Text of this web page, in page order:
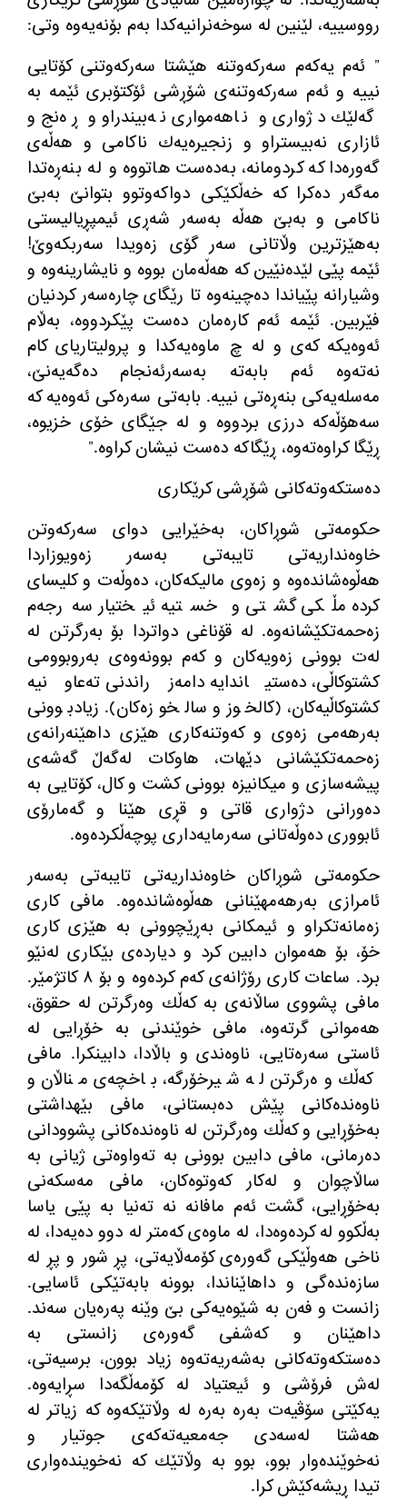
رووسییە، لێنین لە سوخەنرانیەكدا بەم بۆنەیەوە وتی:
” ئەم یەكەم سەركەوتنە هێشتا سەركەوتنی كۆتایی
نییە و ئەم سەركەوتنەی شۆڕشی ئۆكتۆبری ئێمە بە
گەلێك دژواری و ناهەمواری نەبیندراو و ڕەنج و
ئازاری نەبیستراو و زنجیرەیەك ناكامی و هەڵەی
گەورەدا كە كردومانە، بەدەست هاتووە و لە بنەڕەتدا
مەگەر دەكرا كە خەڵكێكی دواكەوتوو بتوانێ بەبێ
ناكامی و بەبێ هەڵە بەسەر شەڕی ئیمپڕیالیستی
بەهێزترین وڵاتانی سەر گۆی زەویدا سەربكەوێ!
ئێمە پێی لێدەنێین كە هەڵەمان بووە و نایشارینەوە و
وشیارانە پێیاندا دەچینەوە تا رێگای چارەسەر كردنیان
فێربین. ئێمە ئەم كارەمان دەست پێكردووە، بەڵام
ئەوەیكە كەی و لە چ ماوەیەكدا و پرولیتاریای كام
نەتەوە ئەم بابەتە بەسەرئەنجام دەگەیەنێ،
مەسلەیەكی بنەڕەتی نییە. بابەتی سەرەكی ئەوەیە كە
سەهۆڵەكە درزی بردووە و لە جێگای خۆی خزیوە،
ڕێگا كراوەتەوە، ڕێگاكە دەست نیشان كراوە.”
دەستكەوتەكانی شۆڕشی كرێكاری
حكومەتی شوڕاكان، بەخێرایی دوای سەركەوتن
خاوەنداریەتی تایبەتی بەسەر زەویوزاردا
هەڵوەشاندەوە و زەوی مالیكەكان، دەوڵەت و كلیسای
كردە مڵكی گشتی و خستیە ئیختیار سەرجەم
زەحمەتكێشانەوە. لە قۆناغی دواتردا بۆ بەرگرتن لە
لەت بوونی زەویەكان و كەم بوونەوەی بەروبوومی
كشتوكاڵی، دەستیاندایە دامەزراندنی تەعاونیە
كشتوكاڵیەكان، (كالخوز و سالخوزەكان). زیادبوونی
بەرهەمی زەوی و كەوتنەكاری هێزی داهێنەرانەی
زەحمەتكێشانی دێهات، هاوكات لەگەڵ گەشەی
پیشەسازی و میكانیزە بوونی كشت و كال، كۆتایی بە
دەورانی دژواری قاتی و قڕی هێنا و گەمارۆی
ئابووری دەوڵەتانی سەرمایەداری پوچەڵكردەوە.
حكومەتی شوڕاكان خاوەنداریەتی تایبەتی بەسەر
ئامرازی بەرهەمهێنانی هەڵوەشاندەوە. مافی كاری
زەمانەتكراو و ئیمكانی بەڕێچوونی بە هێزی كاری
خۆ، بۆ هەموان دابین كرد و دیاردەی بێكاری لەنێو
برد. ساعات كاری رۆژانەی كەم كردەوە و بۆ ٨ كاتژمێر.
مافی پشووی ساڵانەی بە كەڵك وەرگرتن لە حقوق،
هەموانی گرتەوە، مافی خوێندنی بە خۆڕایی لە
ئاستی سەرەتایی، ناوەندی و باڵادا، دابینكرا. مافی
كەڵك وەرگرتن لە شیرخۆرگە، باخچەی مناڵان و
ناوەندەكانی پێش دەبستانی، مافی بێهداشتی
بەخۆڕایی و كەڵك وەرگرتن لە ناوەندەكانی پشوودانی
دەرمانی، مافی دابین بوونی بە تەواوەتی ژیانی بە
ساڵاچوان و لەكار كەوتوەكان، مافی مەسكەنی
بەخۆڕایی، گشت ئەم مافانە نە تەنیا بە پێی یاسا
بەڵكوو لە كردەوەدا، لە ماوەی كەمتر لە دوو دەیەدا، لە
ناخی هەوڵێكی گەورەی كۆمەڵایەتی، پڕ شور و پڕ لە
سازەندەگی و داهاێناندا، بوونە بابەتێكی ئاسایی.
زانست و فەن بە شێوەیەكی بێ وێنە پەرەیان سەند.
داهێنان و كەشفی گەورەی زانستی بە
دەستكەوتەكانی بەشەریەتەوە زیاد بوون، برسیەتی،
لەش فرۆشی و ئیعتیاد لە كۆمەڵگەدا سڕایەوە.
یەكێتی سۆڤیەت بەرە بەرە لە وڵاتێكەوە كە زیاتر لە
هەشتا لەسەدی جەمعیەتەكەی جوتیار و
نەخوێندەوار بوو، بوو بە وڵاتێك كە نەخویندەواری
تیدا ڕیشەكێش كرا.